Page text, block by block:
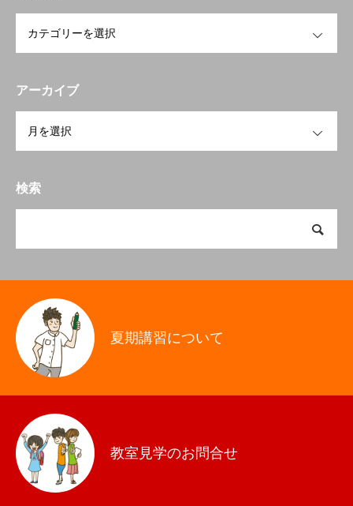
アーカイブ
検索
夏期講習について
教室見学のお問合せ